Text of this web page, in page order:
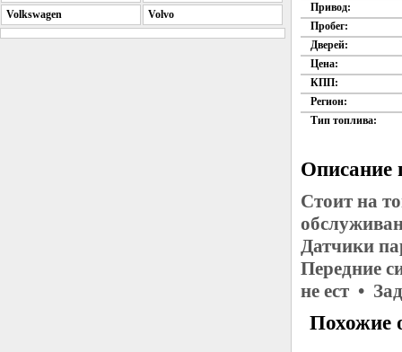
Привод:
Пробег:
Дверей:
Цена:
КПП:
Регион:
Тип топлива:
Описание
Стоит на
Датчики
Передние
не ест •
Похожие
Volkswagen
Volvo